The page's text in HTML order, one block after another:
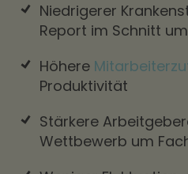
Niedrigerer
Report im Schnitt um
Höhere
Produktivität
Stärkere
Wettbewerb um